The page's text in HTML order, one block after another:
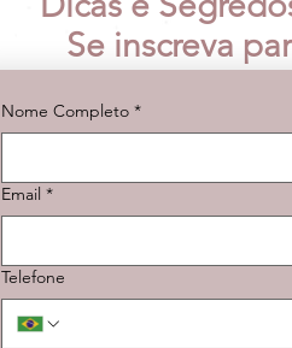
Se inscreva
Nome Completo *
Email *
Telefone